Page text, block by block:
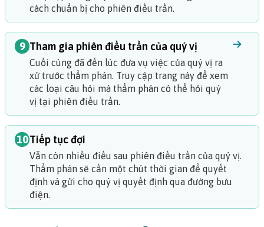
cách chuẩn bị cho phiên điều trần.
9 Tham gia phiên điều trần của quý vị
Cuối cùng đã đến lúc đưa vụ việc của quý vị ra
xử trước thẩm phán. Truy cập trang này để xem
các loại câu hỏi mà thẩm phán có thể hỏi quý
vị tại phiên điều trần.
10Tiếp tục đợi
Vẫn còn nhiều điều sau phiên điều trần của quý vị.
Thẩm phán sẽ cần một chút thời gian để quyết
định và gửi cho quý vị quyết định qua đường bưu
điện.